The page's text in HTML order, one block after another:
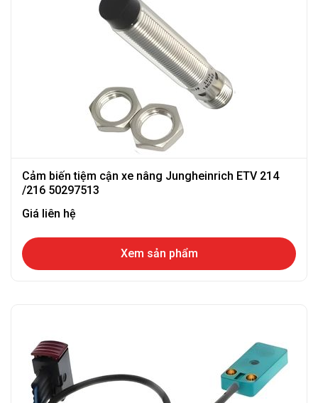
Cảm biến tiệm cận xe nâng Jungheinrich ETV 214
/216 50297513
Giá liên hệ
Xem sản phẩm